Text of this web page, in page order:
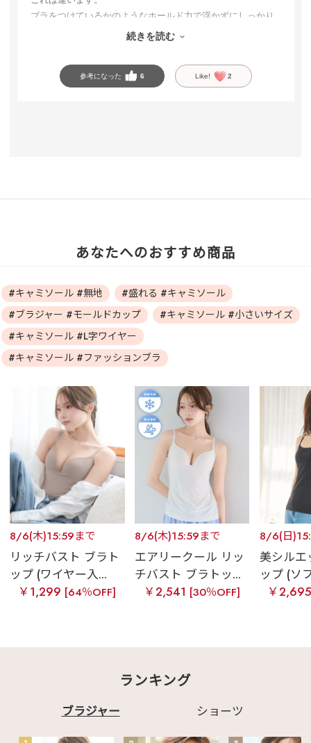
ブラをつけているかのようなホールド力で浮かずにしっかり
続きを読む
参考になった 6 Like! 2
あなたへのおすすめ商品
#キャミソール #無地
#盛れる #キャミソール
#ブラジャー #モールドカップ
#キャミソール #小さいサイズ
#キャミソール #L字ワイヤー
#キャミソール #ファッションブラ
8/6(木)15:59まで
リッチバスト ブラト
ップ (ワイヤー入...
￥1,299 [64％OFF]
8/6(木)15:59まで
エアリークール リッ
チバスト ブラトッ...
￥2,541 [30％OFF]
8/6(日
美シルエ
ップ (ソ
￥
ランキング
ブラジャー ショーツ